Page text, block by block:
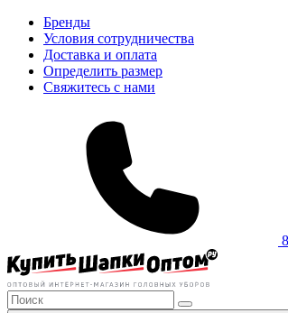
Бренды
Условия сотрудничества
Доставка и оплата
Определить размер
Свяжитесь с нами